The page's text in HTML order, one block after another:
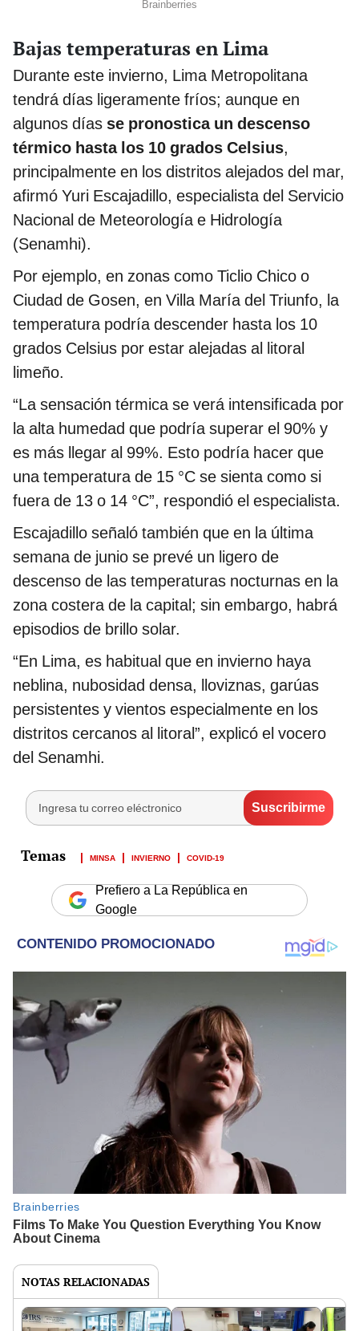
Bajas temperaturas en Lima
Durante este invierno, Lima Metropolitana
tendrá días ligeramente fríos; aunque en
algunos días se pronostica un descenso
térmico hasta los 10 grados Celsius,
principalmente en los distritos alejados del mar,
afirmó Yuri Escajadillo, especialista del Servicio
Nacional de Meteorología e Hidrología
(Senamhi).
Por ejemplo, en zonas como Ticlio Chico o
Ciudad de Gosen, en Villa María del Triunfo, la
temperatura podría descender hasta los 10
grados Celsius por estar alejadas al litoral
limeño.
“La sensación térmica se verá intensificada por
la alta humedad que podría superar el 90% y
es más llegar al 99%. Esto podría hacer que
una temperatura de 15 °C se sienta como si
fuera de 13 o 14 °C”, respondió el especialista.
Escajadillo señaló también que en la última
semana de junio se prevé un ligero de
descenso de las temperaturas nocturnas en la
zona costera de la capital; sin embargo, habrá
episodios de brillo solar.
“En Lima, es habitual que en invierno haya
neblina, nubosidad densa, lloviznas, garúas
persistentes y vientos especialmente en los
distritos cercanos al litoral”, explicó el vocero
del Senamhi.
MINSA INVIERNO COVID-19
Prefiero a La República en
Google
NOTAS RELACIONADAS